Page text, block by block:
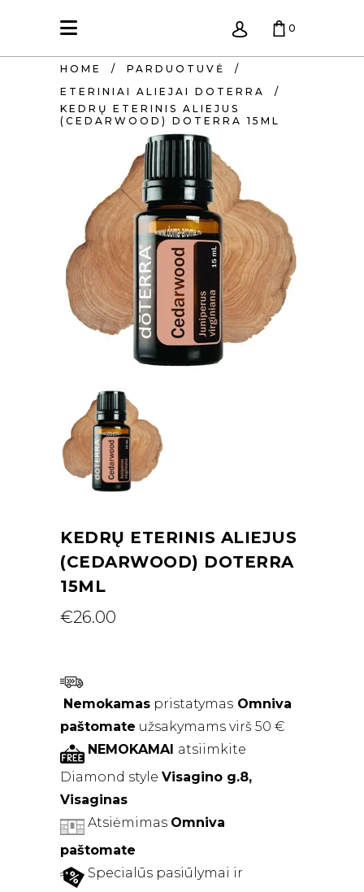
0
KREPŠELIS TUŠČIAS.
HOME / PARDUOTUVĖ
/
ETERINIAI ALIEJAI DOTERRA
/
KEDRŲ ETERINIS ALIEJUS
(CEDARWOOD) DOTERRA 15ML
KEDRŲ ETERINIS ALIEJUS
(CEDARWOOD) DOTERRA
15ML
€26.00
Nemokamas pristatymas Omniva
paštomate užsakymams virš 50 €
NEMOKAMAI atsiimkite
Diamond style Visagino g.8,
Visaginas
Atsiėmimas Omniva
paštomate
Specialūs pasiūlymai ir